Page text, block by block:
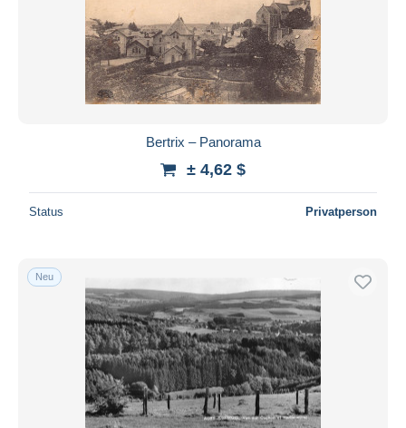
Bertrix – Panorama
± 4,62 $
Status Privatperson
Neu